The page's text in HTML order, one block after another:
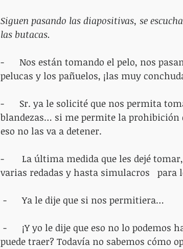
Siguen pasando las diapositivas, se
las butacas.
-      Nos están tomando el pelo, nos
pelucas y los pañuelos, ¡las muy
-      Sr. ya le solicité que nos permita
blandezas… si me permite la
eso no las va a detener.
-       La última medida que les dejé
varias redadas y hasta simulacros   para
-      Ya le dije que si nos permitiera…
puede traer? Todavía no sabemos cómo